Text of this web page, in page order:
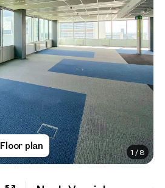
Floor plan
1 /8
Salutation
Please select
Title(optional)
First name
us find a property
a callback